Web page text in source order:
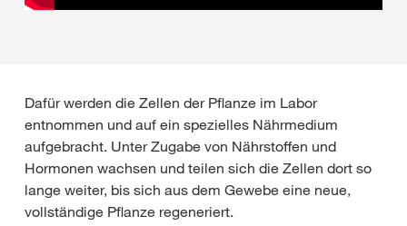
Dafür werden die Zellen der Pflanze im Labor
entnommen und auf ein spezielles Nährmedium
aufgebracht. Unter Zugabe von Nährstoffen und
Hormonen wachsen und teilen sich die Zellen dort so
lange weiter, bis sich aus dem Gewebe eine neue,
vollständige Pflanze regeneriert.